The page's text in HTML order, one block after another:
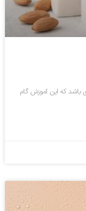
که این آموزش گام